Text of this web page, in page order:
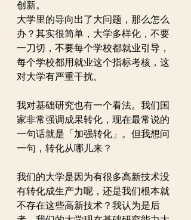
创新。
大学里的导向出了大问题，那么怎么
办？其实很简单，大学多样化，不要
一刀切，不要每个学校都就业引导，
每个学校都用就业这个指标考核，这
对大学有严重干扰。
我对基础研究也有一个看法。我们国
家非常强调成果转化，现在最常说的
一句话就是「加强转化」。但我想问
一句，转化从哪儿来？
我们的大学是因为有很多高新技术没
有转化成生产力呢，还是我们根本就
不存在这些高新技术？我认为是后